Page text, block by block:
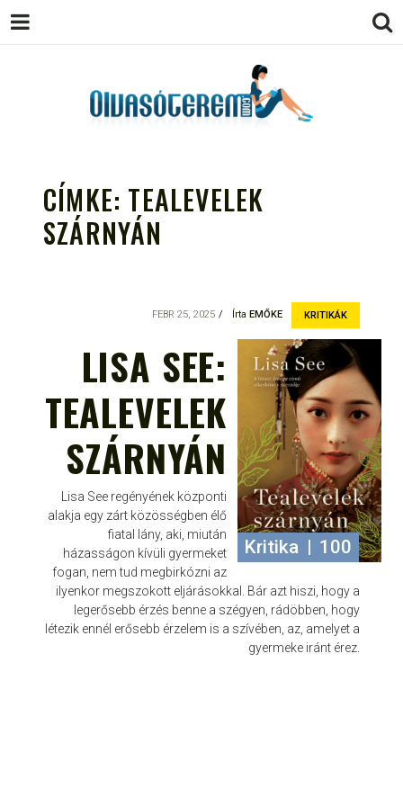
EGÉSZSÉGES OLVASÁS
TÁMOGATÓJA
CÍMKE: TEALEVELEK
SZÁRNYÁN
KRITIKÁK
Írta EMŐKE
FEBR 25, 2025
Kritika | 100
LISA SEE:
TEALEVELEK
SZÁRNYÁN
Lisa See regényének központi
alakja egy zárt közösségben élő
fiatal lány, aki, miután
házasságon kívüli gyermeket
fogan, nem tud megbirkózni az
ilyenkor megszokott eljárásokkal. Bár azt hiszi, hogy a
legerősebb érzés benne a szégyen, rádöbben, hogy
létezik ennél erősebb érzelem is a szívében, az, amelyet a
gyermeke iránt érez.